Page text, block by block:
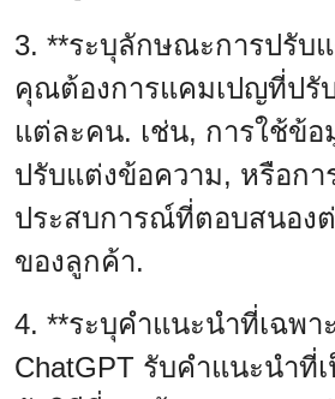
3. **ระบุลักษณะการปรับ
คุณต้องการแคมเปญที่ปรั
แต่ละคน. เช่น, การใช้ข้
ปรับแต่งข้อความ, หรือกา
ประสบการณ์ที่ตอบสนอง
ของลูกค้า.
4. **ระบุคำแนะนำที่เฉพา
ChatGPT รับคำแนะนำที่